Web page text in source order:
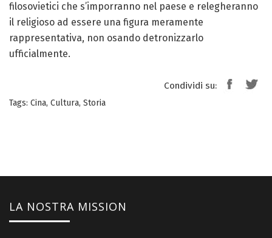
filosovietici che s’imporranno nel paese e relegheranno
il religioso ad essere una figura meramente
rappresentativa, non osando detronizzarlo
ufficialmente.
Condividi su:
Tags: Cina, Cultura, Storia
LA NOSTRA MISSION